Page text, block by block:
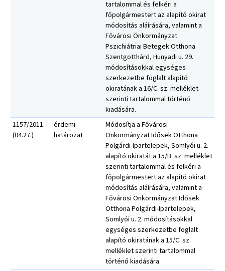
tartalommal és felkéri a
főpolgármestert az alapító okirat
módosítás aláírására, valamint a
Fővárosi Önkormányzat
Pszichiátriai Betegek Otthona
Szentgotthárd, Hunyadi u. 29.
módosításokkal egységes
szerkezetbe foglalt alapító
okiratának a 16/C. sz. melléklet
szerinti tartalommal történő
kiadására.
1157/2011.
(04.27.)
érdemi
határozat
Módosítja a Fővárosi
Önkormányzat Idősek Otthona
Polgárdi-Ipartelepek, Somlyói u. 2.
alapító okiratát a 15/B. sz. melléklet
szerinti tartalommal és felkéri a
főpolgármestert az alapító okirat
módosítás aláírására, valamint a
Fővárosi Önkormányzat Idősek
Otthona Polgárdi-Ipartelepek,
Somlyói u. 2. módosításokkal
egységes szerkezetbe foglalt
alapító okiratának a 15/C. sz.
melléklet szerinti tartalommal
történő kiadására.